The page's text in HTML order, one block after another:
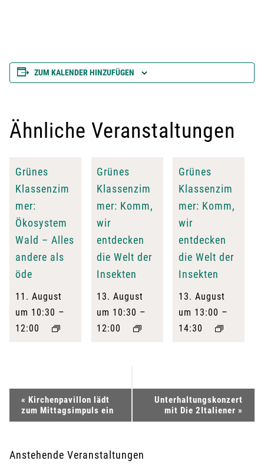
ZUM KALENDER HINZUFÜGEN
Ähnliche Veranstaltungen
Grünes
Klassenzim
mer:
Ökosystem
Wald – Alles
andere als
öde
11. August
um 10:30 –
12:00
Grünes
Klassenzim
mer: Komm,
wir
entdecken
die Welt der
Insekten
13. August
um 10:30 –
12:00
Grünes
Klassenzim
mer: Komm,
wir
entdecken
die Welt der
Insekten
13. August
um 13:00 –
14:30
e
r
« Kirchenpavillon lädt
zum Mittagsimpuls ein
Unterhaltungskonzert
mit Die 2Italiener »
Anstehende Veranstaltungen